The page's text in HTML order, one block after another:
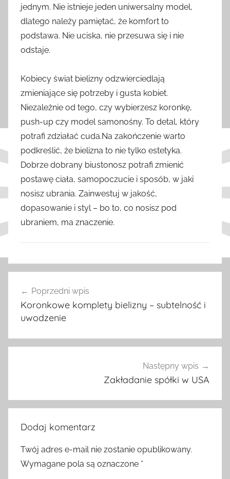
jednym. Nie istnieje jeden uniwersalny model,
dlatego należy pamiętać, że komfort to
podstawa. Nie uciska, nie przesuwa się i nie
odstaje.
Kobiecy świat bielizny odzwierciedlają
zmieniające się potrzeby i gusta kobiet.
Niezależnie od tego, czy wybierzesz koronkę,
push-up czy model samonośny. To detal, który
potrafi zdziałać cuda.Na zakończenie warto
podkreślić, że bielizna to nie tylko estetyka.
Dobrze dobrany biustonosz potrafi zmienić
postawę ciała, samopoczucie i sposób, w jaki
nosisz ubrania. Zainwestuj w jakość,
dopasowanie i styl – bo to, co nosisz pod
ubraniem, ma znaczenie.
W
s
wpisu
Poprzedni wpis
Koronkowe komplety bielizny – subtelność i
uwodzenie
Następny wpis
Zakładanie spółki w USA
Dodaj komentarz
Twój adres e-mail nie zostanie opublikowany.
Wymagane pola są oznaczone *